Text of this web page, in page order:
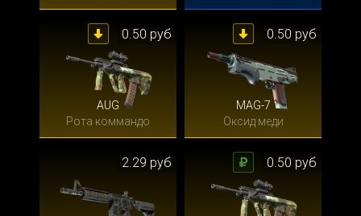
AUG
Рота коммандо
0.50 руб
MAG-7
Оксид меди
0.50 руб
2.29 руб 0.50 руб